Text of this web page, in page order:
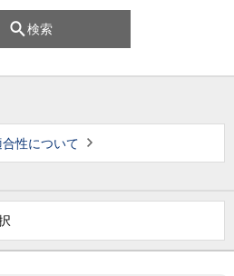
検索
性について